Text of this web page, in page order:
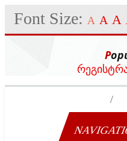
Font Size: A A A